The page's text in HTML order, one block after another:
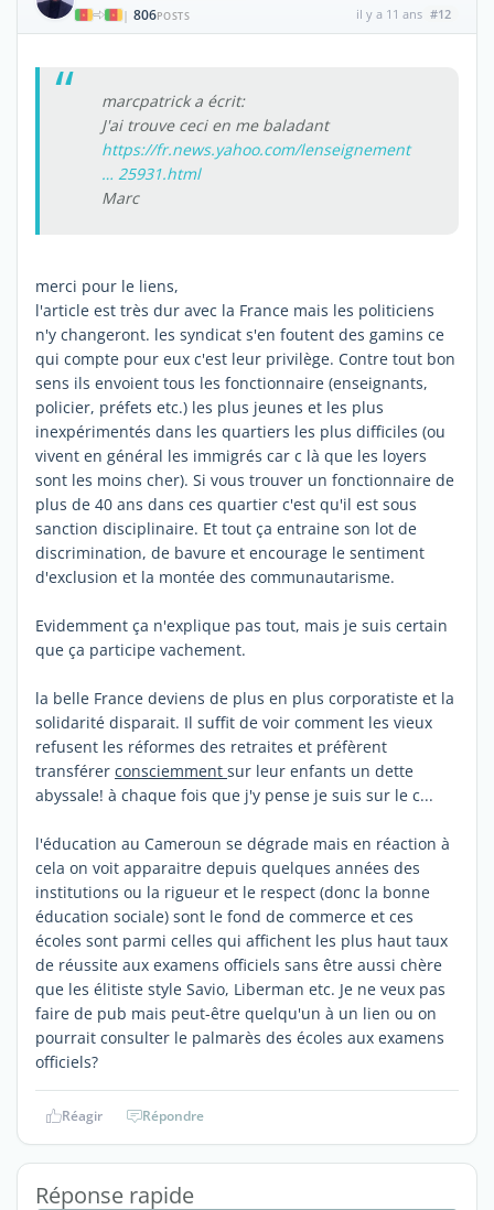
| 806POSTS il y a 11 ans #12
marcpatrick a écrit:
J'ai trouve ceci en me baladant
https://fr.news.yahoo.com/lenseignement
… 25931.html
Marc
merci pour le liens,
l'article est très dur avec la France mais les politiciens
n'y changeront. les syndicat s'en foutent des gamins ce
qui compte pour eux c'est leur privilège. Contre tout bon
sens ils envoient tous les fonctionnaire (enseignants,
policier, préfets etc.) les plus jeunes et les plus
inexpérimentés dans les quartiers les plus difficiles (ou
vivent en général les immigrés car c là que les loyers
sont les moins cher). Si vous trouver un fonctionnaire de
plus de 40 ans dans ces quartier c'est qu'il est sous
sanction disciplinaire. Et tout ça entraine son lot de
discrimination, de bavure et encourage le sentiment
d'exclusion et la montée des communautarisme.
Evidemment ça n'explique pas tout, mais je suis certain
que ça participe vachement.
la belle France deviens de plus en plus corporatiste et la
solidarité disparait. Il suffit de voir comment les vieux
refusent les réformes des retraites et préfèrent
transférer consciemment sur leur enfants un dette
abyssale! à chaque fois que j'y pense je suis sur le c...
l'éducation au Cameroun se dégrade mais en réaction à
cela on voit apparaitre depuis quelques années des
institutions ou la rigueur et le respect (donc la bonne
éducation sociale) sont le fond de commerce et ces
écoles sont parmi celles qui affichent les plus haut taux
de réussite aux examens officiels sans être aussi chère
que les élitiste style Savio, Liberman etc. Je ne veux pas
faire de pub mais peut-être quelqu'un à un lien ou on
pourrait consulter le palmarès des écoles aux examens
officiels?
Réagir Répondre
Réponse rapide